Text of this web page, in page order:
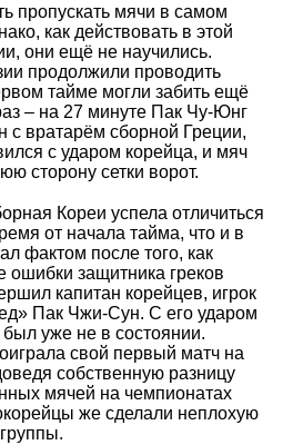
пропускать мячи в самом
как действовать в этой
они ещё не научились.
продолжили проводить
тайме могли забить ещё
– на 27 минуте Пак Чу-Юнг
с вратарём сборной Греции,
с ударом корейца, и мяч
сторону сетки ворот.
Кореи успела отличиться
от начала тайма, что и в
фактом после того, как
ошибки защитника греков
капитан корейцев, игрок
Пак Чжи-Сун. С его ударом
уже не в состоянии.
свой первый матч на
собственную разницу
мячей на чемпионатах
же сделали неплохую